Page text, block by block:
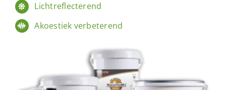
Lichtreflecterend
Akoestiek verbeterend